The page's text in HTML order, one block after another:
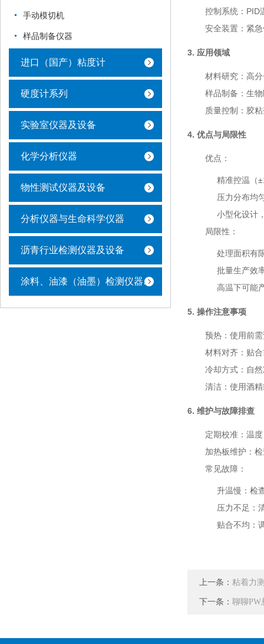
手动模切机
样品制备仪器
进口（国产）粘度计
硬度计系列
实验室仪器及设备
化学分析仪器
物性测试仪器及设备
分析仪器与生命科学仪器
沥青行业检测仪器及设备
涂料、油漆（油墨）检测仪器及设备
控制系统 ：
安全装置 ：紧
3. 应用领域
材料研究 ：高
样品制备 ：生
质量控制 ：胶
4. 优点与局限性
优点 ：
精准控温（
压力分布均
小型化设计
局限性 ：
处理面积有
批量生产效
高温下可能
5. 操作注意事项
预热 ：使用前
材料对齐 ：贴
冷却方式 ：自
清洁 ：使用酒
6. 维护与故障排查
定期校准 ：温
加热板维护 ：
常见故障 ：
升温慢：检
压力不足：
贴合不均：
上一条： 粘着力
下一条： 聊聊PW